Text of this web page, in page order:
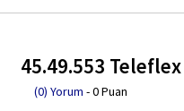
45.49.553 Teleflex
(0) Yorum - 0 Puan